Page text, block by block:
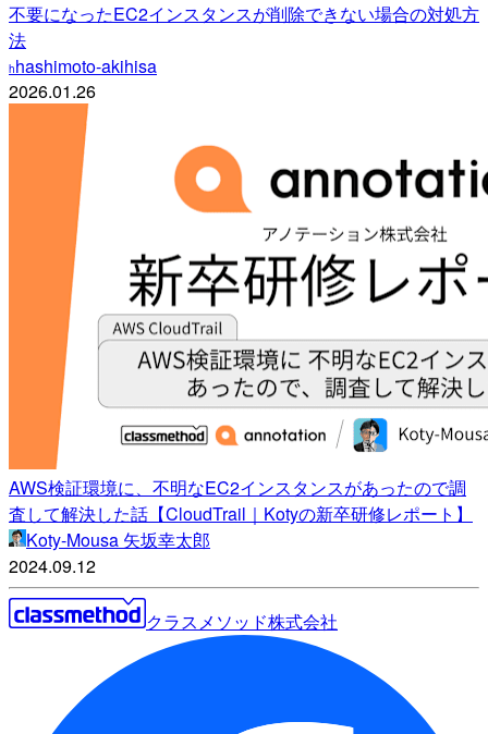
不要になったEC2インスタンスが削除できない場合の対処方
法
hhashimoto-akihisa
2026.01.26
AWS検証環境に、不明なEC2インスタンスがあったので調
査して解決した話【CloudTrail｜Kotyの新卒研修レポート】
Koty-Mousa 矢坂幸太郎
2024.09.12
クラスメソッド株式会社